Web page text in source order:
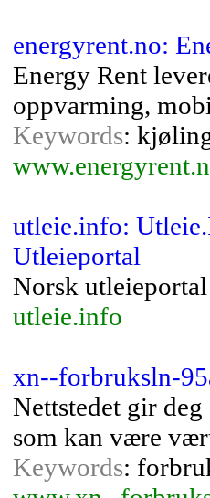
energyrent.no:
Energy Rent
oppvarming,
Keywords:
utleie.info:
Utleieportal
Norsk
utleie.info
xn--forbruksln-
Nettstedet gir
som kan være
Keywords: